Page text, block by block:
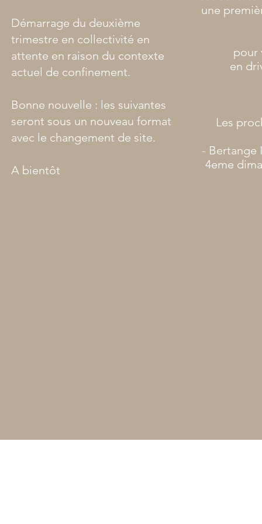
Démarrage du deuxième
trimestre en collectivité en
attente en raison du contexte
actuel de confinement.
Bonne nouvelle : les suivantes
seront sous un nouveau format
avec le changement de site.
A bientôt
une
pour
en
Les
- Bertange
4eme